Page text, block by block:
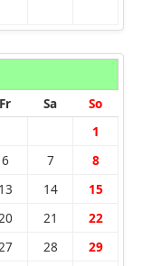
Fr Sa So
1
6 7 8
13 14 15
21 22
28 29